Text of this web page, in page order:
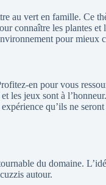
au vert en famille. Ce
connaître les plantes
pour
en pour vous
les jeux sont à
qu’ils ne
du domaine.
autour.